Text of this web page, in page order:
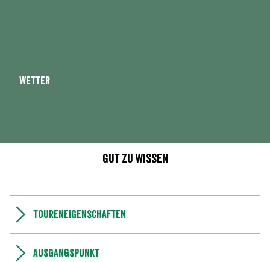
Wetter
Gut zu wissen
Toureneigenschaften
Ausgangspunkt